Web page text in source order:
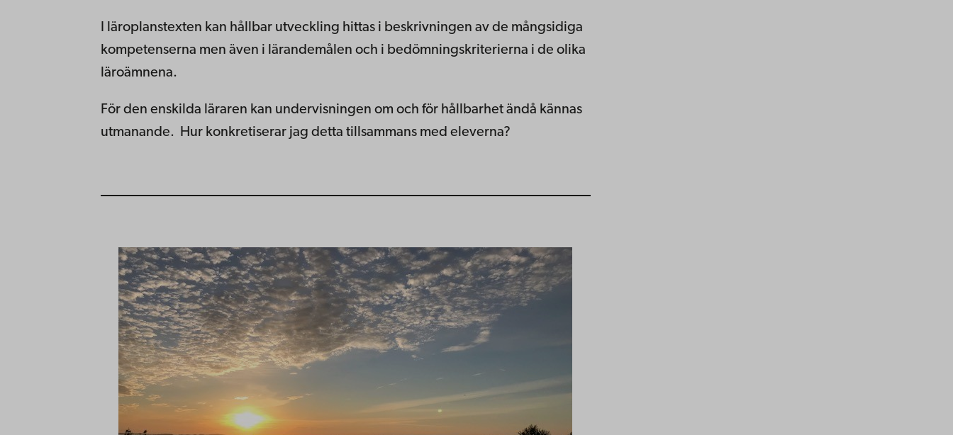
I läroplanstexten kan hållbar utveckling hittas i beskrivningen av de mångsidiga
kompetenserna men även i lärandemålen och i bedömningskriterierna i de olika
läroämnena.
För den enskilda läraren kan undervisningen om och för hållbarhet ändå kännas
utmanande. Hur konkretiserar jag detta tillsammans med eleverna?